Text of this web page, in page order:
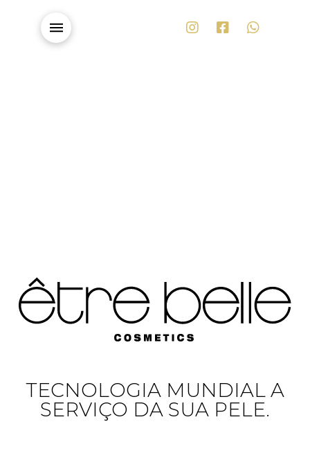
TECNOLOGIA MUNDIAL A
SERVIÇO DA SUA PELE.